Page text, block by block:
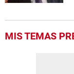
MIS TEMAS